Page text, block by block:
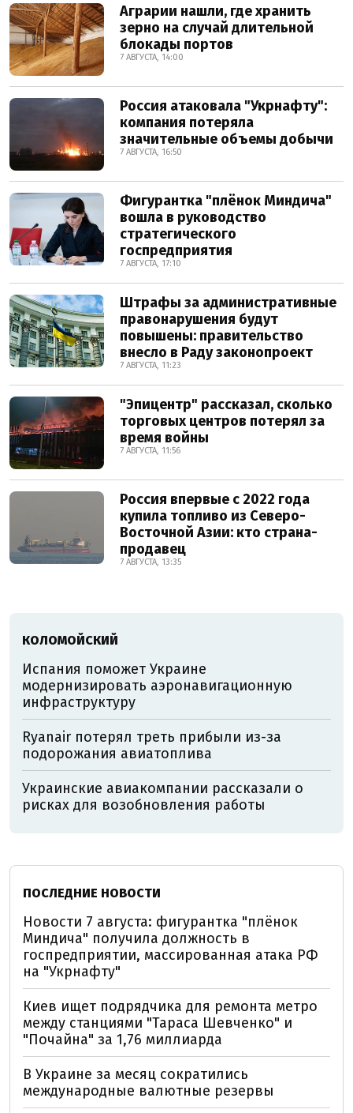
Аграрии нашли, где хранить
зерно на случай длительной
блокады портов
7 АВГУСТА, 14:00
Россия атаковала "Укрнафту":
компания потеряла
значительные объемы добычи
7 АВГУСТА, 16:50
Фигурантка "плёнок Миндича"
вошла в руководство
стратегического
госпредприятия
7 АВГУСТА, 17:10
Штрафы за административные
правонарушения будут
повышены: правительство
внесло в Раду законопроект
7 АВГУСТА, 11:23
"Эпицентр" рассказал, сколько
торговых центров потерял за
время войны
7 АВГУСТА, 11:56
Россия впервые с 2022 года
купила топливо из Северо-
Восточной Азии: кто страна-
продавец
7 АВГУСТА, 13:35
КОЛОМОЙСКИЙ
Испания поможет Украине
модернизировать аэронавигационную
инфраструктуру
Ryanair потерял треть прибыли из-за
подорожания авиатоплива
Украинские авиакомпании рассказали о
рисках для возобновления работы
ПОСЛЕДНИЕ НОВОСТИ
Новости 7 августа: фигурантка "плёнок
Миндича" получила должность в
госпредприятии, массированная атака РФ
на "Укрнафту"
Киев ищет подрядчика для ремонта метро
между станциями "Тараса Шевченко" и
"Почайна" за 1,76 миллиарда
В Украине за месяц сократились
международные валютные резервы